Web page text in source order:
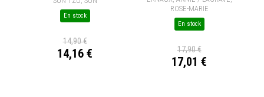
En stock
14,90 €
14,16 €
ROSE-MARIE
En stock
17,90 €
17,01 €